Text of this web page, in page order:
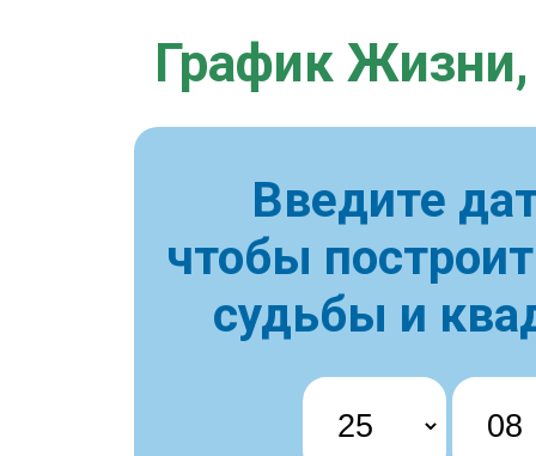
График Жизни,
Введите
чтобы
судьбы и